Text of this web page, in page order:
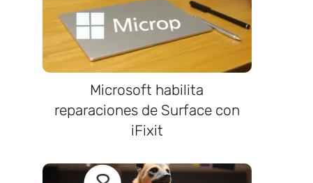
Microsoft habilita
reparaciones de Surface con
iFixit